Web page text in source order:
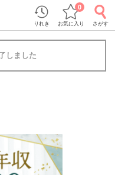
りれき お気に入り
0
さがす
しました